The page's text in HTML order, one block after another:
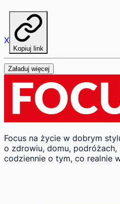
X
Kopiuj link
Załaduj więcej
Focus na życie w dobrym
o zdrowiu, domu,
codziennie o tym, co realnie